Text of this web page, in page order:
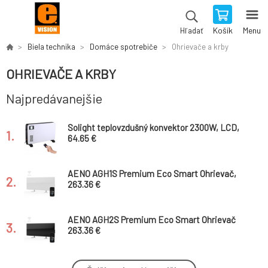
Hľadať Košík Menu
Biela technika Domáce spotrebiče Ohrievače a krby
OHRIEVAČE A KRBY
Najpredávanejšie
1.
Solight teplovzdušný konvektor 2300W, LCD,
ventilátor, časovač, nastaviteľný termostat
64.65 €
2.
AENO AGH1S Premium Eco Smart Ohrievač,
Biely, WI-FI, max 700W, Infra
263.36 €
3.
AENO AGH2S Premium Eco Smart Ohrievač
čierny, WI-FI, max 700W, Infra
263.36 €
AENO AGH3S Premium Eco Smart Ohrievač,